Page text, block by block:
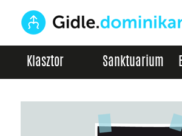
Klasztor Sanktuarium